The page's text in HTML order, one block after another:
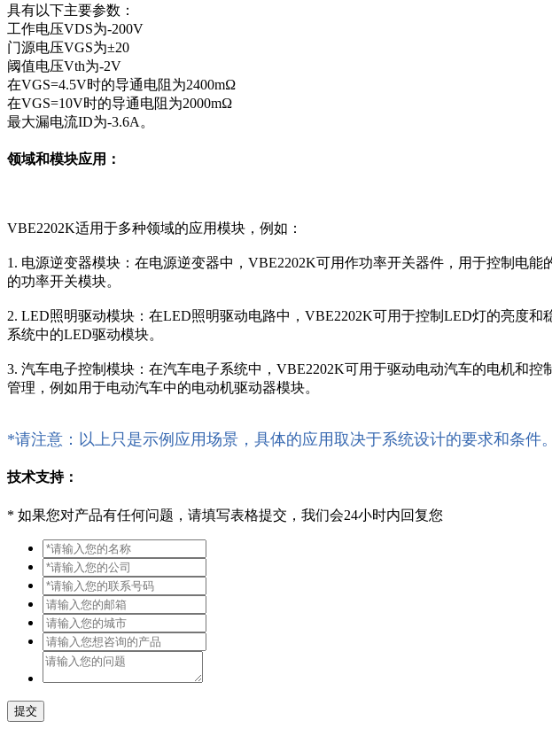
具有以下主要参数：
工作电压VDS为-200V
门源电压VGS为±20
阈值电压Vth为-2V
在VGS=4.5V时的导通电阻为2400mΩ
在VGS=10V时的导通电阻为2000mΩ
最大漏电流ID为-3.6A。
领域和模块应用：
VBE2202K适用于多种领域的应用模块，例如：
1. 电源逆变器模块：在电源逆变器中，VBE2202K可用作功率开关器件，用于控制电
的功率开关模块。
2. LED照明驱动模块：在LED照明驱动电路中，VBE2202K可用于控制LED灯的亮度
系统中的LED驱动模块。
3. 汽车电子控制模块：在汽车电子系统中，VBE2202K可用于驱动电动汽车的电机和
管理，例如用于电动汽车中的电动机驱动器模块。
*请注意：以上只是示例应用场景，具体的应用取决于系统设计的要求和条
技术支持：
* 如果您对产品有任何问题，请填写表格提交，我们会24小时内回复您
提交